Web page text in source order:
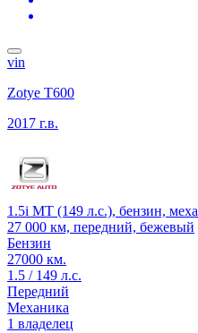
vin
Zotye T600
2017 г.в.
1.5i MT (149 л.с.), бензин,
27 000 км, передний, бежевый
Бензин
27000 км.
1.5 / 149 л.с.
Передний
Механика
1 владелец